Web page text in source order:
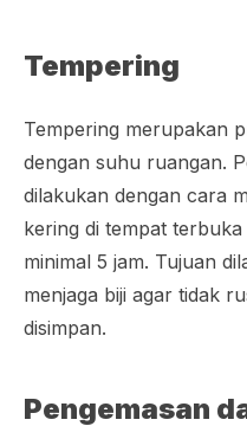
Tempering
Tempering merupakan
dengan suhu ruangan.
dilakukan dengan cara
kering di tempat
minimal 5 jam. Tujuan
menjaga biji agar tidak
disimpan.
Pengemasan